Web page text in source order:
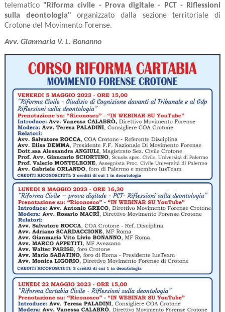
telematico "Riforma civile - Prova digitale - PCT - Riflessioni
sulla deontologia" organizzato dalla sezione territoriale di
Crotone del Movimento Forense.
Avv. Gianmaria V. L. Bonanno